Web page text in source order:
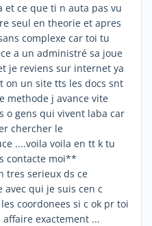
et ce que ti n auta pas vu
seul en theorie et apres
complexe car toi tu
a un administré sa joue
je reviens sur internet ya
on un site tts les docs snt
methode j avance vite
o gens qui vivent laba car
chercher le
....voila voila en tt k tu
contacte moi**
tres serieux ds ce
qui je suis cen c
coordonees si c ok pr toi
exactement ...